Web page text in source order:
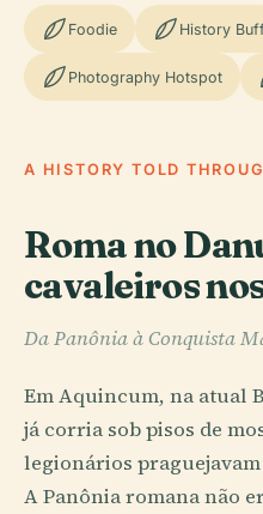
Foodie History
Photography Hotspot
A HISTORY TOLD
Roma no
cavaleiros
Da Panônia à Conquista
Em Aquincum, na atual
já corria sob pisos de
legionários
A Panônia romana não